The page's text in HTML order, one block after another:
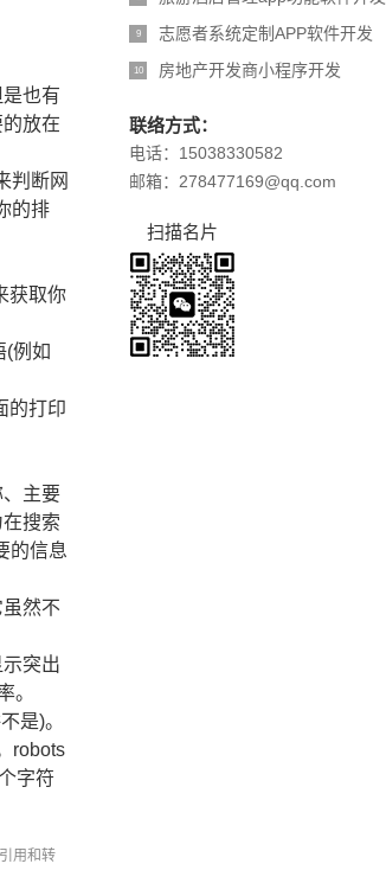
也有
放在
判断网
的排
获取你
(例如
的打印
主要
搜索
的信息
然不
突出
。
是)。
robots
字符
用和转
9 志愿者系统定制APP软件开发
10 房地产开发商小程序开发
联络方式：
电话：15038330582
邮箱：278477169@qq.com
扫描名片